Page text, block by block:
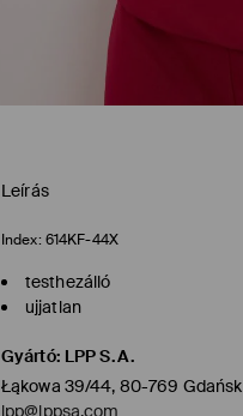
Leírás
Index: 614KF-44X
testhezálló
ujjatlan
Gyártó: LPP S.A.
Łąkowa 39/44, 80-769 Gdańsk
lpp@lppsa.com